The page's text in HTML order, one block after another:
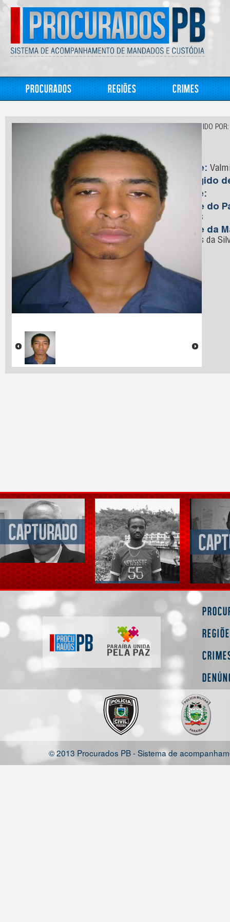
Procurados Regiões Crimes
CONHECIDO POR:
Nome:
Foragido
Idade:
Nome do
Santos
Nome da
Gomes da
© 2013 Procurados PB - Sistema de